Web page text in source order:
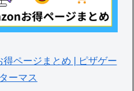
ページまとめ | ピザゲー
ーマス